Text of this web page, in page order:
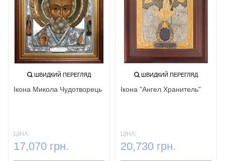
ШВИДКИЙ ПЕРЕГЛЯД
Ікона Микола Чудотворець
ЦІНА:
17,070 грн.
ШВИДКИЙ ПЕРЕГЛЯД
Ікона "Ангел Хранитель"
ЦІНА:
20,730 грн.